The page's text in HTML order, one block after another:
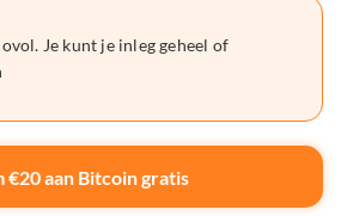
Je kunt je inleg geheel of
€20 aan Bitcoin gratis